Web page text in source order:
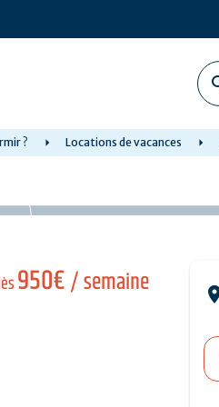
? Locations de vacances
950€/ semaine